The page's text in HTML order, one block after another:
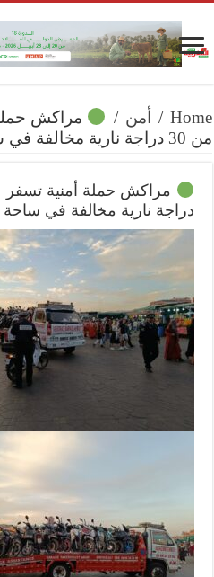
Home
/ أمن /
مراكش
من 30 دراجة نارية مخالفة في ساحة جامع الفنا ومحيطها .
دراجة نارية مخالفة في ساحة